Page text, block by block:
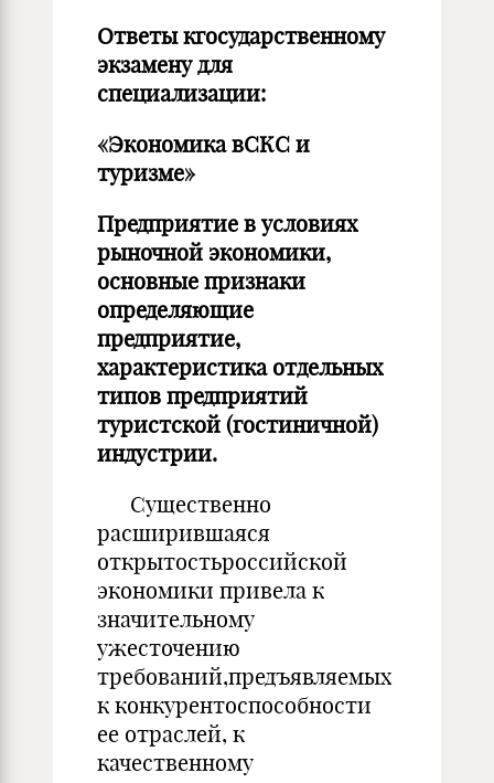
Ответы кгосударственному
экзамену для
специализации:
«Экономика вСКС и
туризме»
Предприятие в условиях
рыночной экономики,
основные признаки
определяющие
предприятие,
характеристика отдельных
типов предприятий
туристской (гостиничной)
индустрии.
Существенно
расширившаяся
открытостьроссийской
экономики привела к
значительному
ужесточению
требований,предъявляемых
к конкурентоспособности
ее отраслей, к
качественному